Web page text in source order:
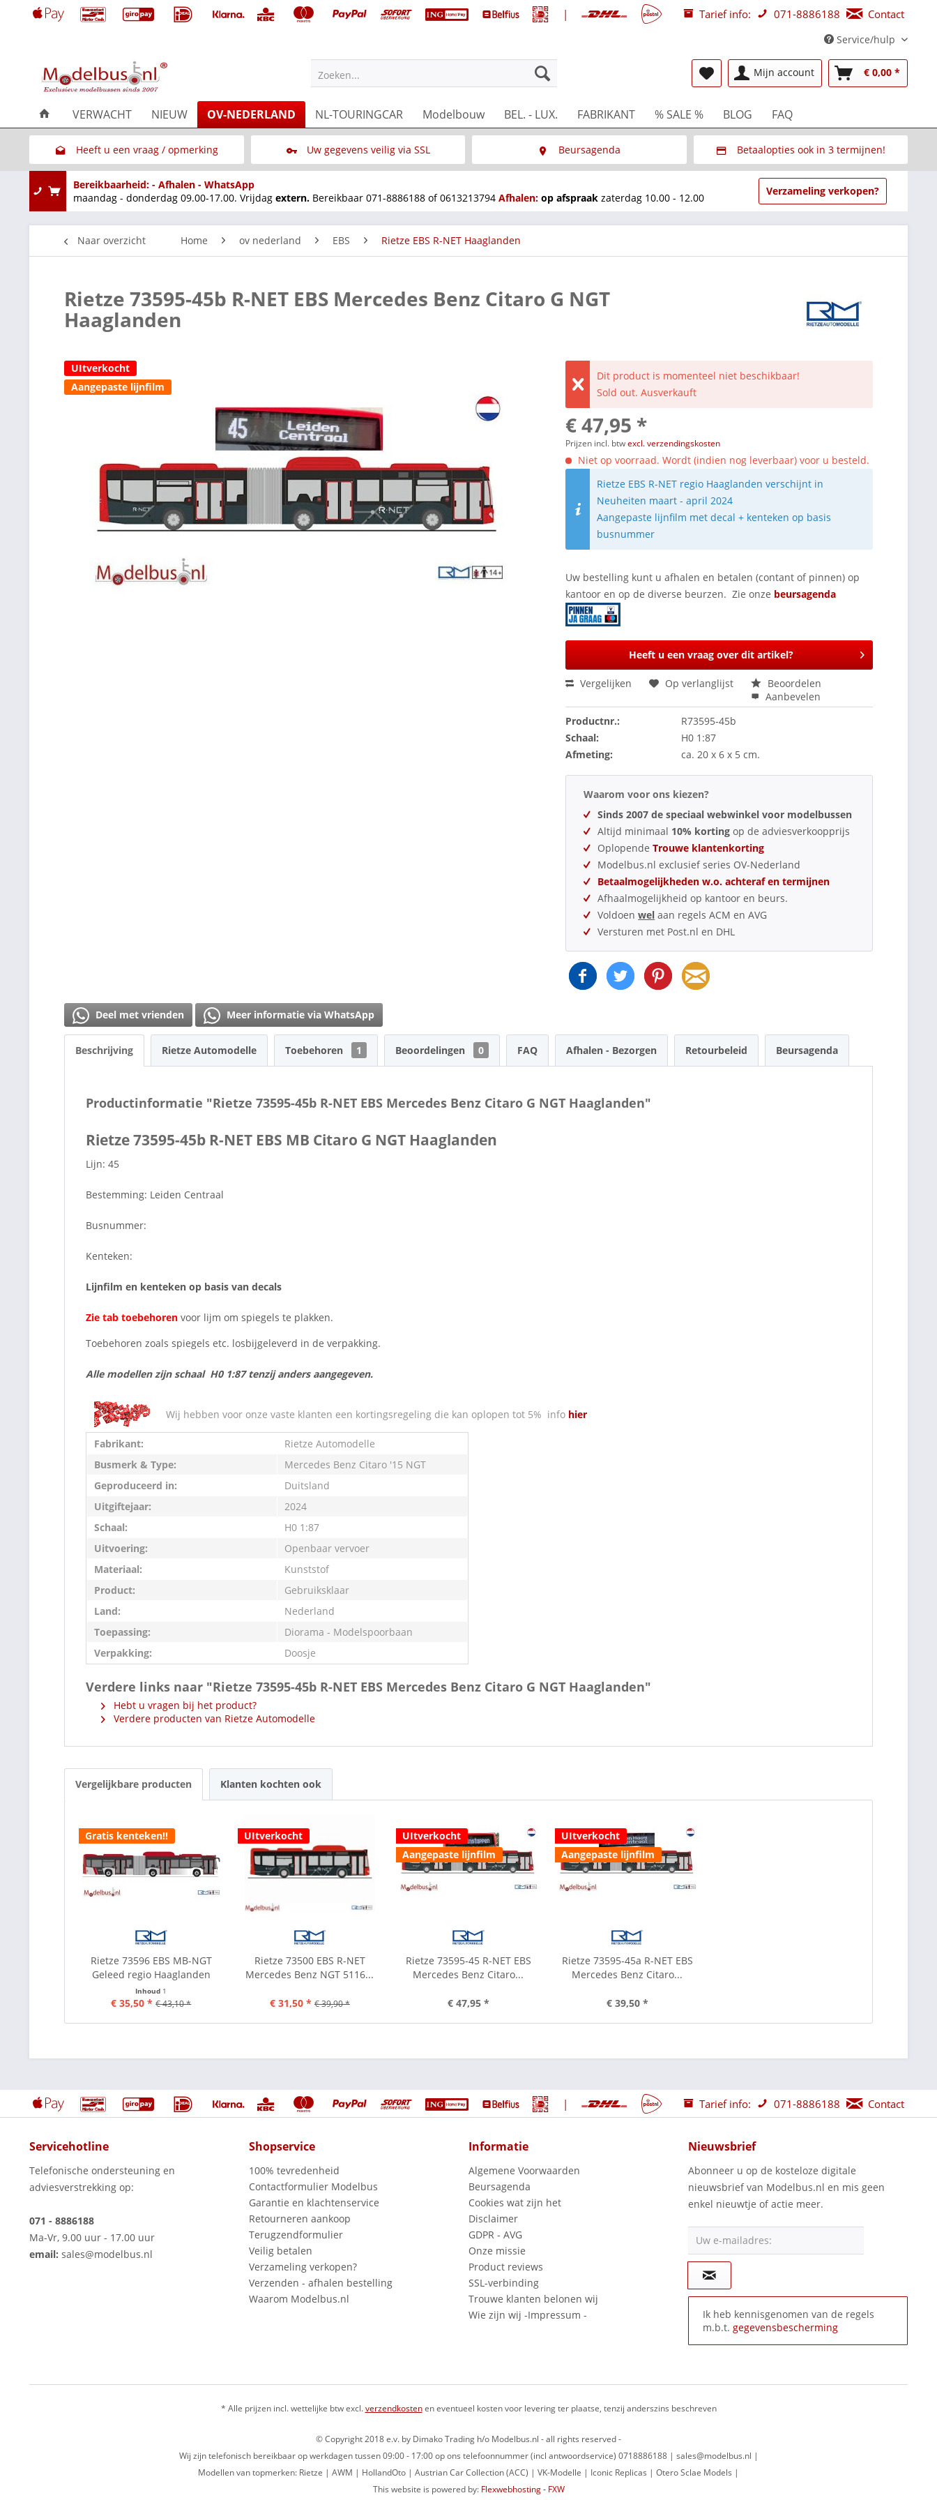
| Tarief info: 071-8886188 Contact
Service/hulp
Zoeken... Mijn account € 0,00 *
VERWACHT NIEUW OV-NEDERLAND NL-TOURINGCAR Modelbouw BEL. - LUX. FABRIKANT % SALE % BLOG FAQ
Heeft u een vraag / opmerking
Link naar het contactformulier
Uw gegevens veilig via SSL Beursagenda Betaalopties ook in 3 termijnen!
Via Multisafepay (veilig via SSL)
Bereikbaarheid: - Afhalen - WhatsApp
maandag - donderdag 09.00-17.00. Vrijdag extern. Bereikbaar 071-8886188 of 0613213794 Afhalen: op afspraak zaterdag 10.00 - 12.00
Verzameling verkopen?
Naar overzicht Home ov nederland EBS Rietze EBS R-NET Haaglanden
Rietze 73595-45b R-NET EBS Mercedes Benz Citaro G NGT
Haaglanden
UItverkocht
Aangepaste lijnfilm
Dit product is momenteel niet beschikbaar!
Sold out. Ausverkauft
€ 47,95 *
Prijzen incl. btwexcl. verzendingskosten
Niet op voorraad. Wordt (indien nog leverbaar) voor u besteld.
Rietze EBS R-NET regio Haaglanden verschijnt in
Neuheiten maart - april 2024
Aangepaste lijnfilm met decal + kenteken op basis
busnummer
Uw bestelling kunt u afhalen en betalen (contant of pinnen) op
kantoor en op de diverse beurzen. Zie onze beursagenda
Heeft u een vraag over dit artikel?
Vergelijken Op verlanglijst
Beoordelen
Aanbevelen
Productnr.:
R73595-45b
Schaal:
H0 1:87
Afmeting:
ca. 20 x 6 x 5 cm.
Waarom voor ons kiezen?
Sinds 2007 de speciaal webwinkel voor modelbussen
Altijd minimaal 10% kortingop de adviesverkoopprijs
OplopendeTrouwe klantenkorting
Modelbus.nl exclusief series OV-Nederland
Betaalmogelijkheden w.o. achteraf en termijnen
Afhaalmogelijkheid op kantoor en beurs.
Voldoenwel aan regels ACM en AVG
Versturen met Post.nl en DHL
Deel met vrienden Meer informatie via WhatsApp
Beschrijving Rietze Automodelle Toebehoren 1 Beoordelingen 0 FAQ Afhalen - Bezorgen Retourbeleid Beursagenda
Productinformatie "Rietze 73595-45b R-NET EBS Mercedes Benz Citaro G NGT Haaglanden"
Rietze 73595-45b R-NET EBS MB Citaro G NGT Haaglanden
Lijn: 45
Bestemming: Leiden Centraal
Busnummer:
Kenteken:
Lijnfilm en kenteken op basis van decals
Zie tab toebehoren voor lijm om spiegels te plakken.
Toebehoren zoals spiegels etc. losbijgeleverd in de verpakking.
Alle modellen zijn schaal H0 1:87 tenzij anders aangegeven.
Wij hebben voor onze vaste klanten een kortingsregeling die kan oplopen tot 5% info hier
Fabrikant:
Rietze Automodelle
Busmerk & Type:
Mercedes Benz Citaro '15 NGT
Geproduceerd in:
Duitsland
Uitgiftejaar:
2024
Schaal:
H0 1:87
Uitvoering:
Openbaar vervoer
Materiaal:
Kunststof
Product:
Gebruiksklaar
Land:
Nederland
Toepassing:
Diorama - Modelspoorbaan
Verpakking:
Doosje
Verdere links naar "Rietze 73595-45b R-NET EBS Mercedes Benz Citaro G NGT Haaglanden"
Hebt u vragen bij het product?
Verdere producten van Rietze Automodelle
Vergelijkbare producten Klanten kochten ook
Gratis kenteken!!
Rietze 73596 EBS MB-NGT
Geleed regio Haaglanden
Inhoud 1
€ 35,50 * € 43,10 *
UItverkocht
Rietze 73500 EBS R-NET
Mercedes Benz NGT 5116...
€ 31,50 * € 39,90 *
UItverkocht
Aangepaste lijnfilm
Rietze 73595-45 R-NET EBS
Mercedes Benz Citaro...
€ 47,95 *
UItverkocht
Aangepaste lijnfilm
Rietze 73595-45a R-NET EBS
Mercedes Benz Citaro...
€ 39,50 *
| Tarief info: 071-8886188 Contact
Servicehotline
Telefonische ondersteuning en
adviesverstrekking op:
071 - 8886188
Ma-Vr, 9.00 uur - 17.00 uur
email: sales@modelbus.nl
Shopservice
100% tevredenheid
Contactformulier Modelbus
Garantie en klachtenservice
Retourneren aankoop
Terugzendformulier
Veilig betalen
Verzameling verkopen?
Verzenden - afhalen bestelling
Waarom Modelbus.nl
Informatie
Algemene Voorwaarden
Beursagenda
Cookies wat zijn het
Disclaimer
GDPR - AVG
Onze missie
Product reviews
SSL-verbinding
Trouwe klanten belonen wij
Wie zijn wij -Impressum -
Nieuwsbrief
Abonneer u op de kosteloze digitale
nieuwsbrief van Modelbus.nl en mis geen
enkel nieuwtje of actie meer.
Uw e-mailadres:
Ik heb kennisgenomen van de regels
m.b.t. gegevensbescherming
* Alle prijzen incl. wettelijke btw excl.verzendkostenen eventueel kosten voor levering ter plaatse, tenzij anderszins beschreven
© Copyright 2018 e.v. by Dimako Trading h/o Modelbus.nl - all rights reserved -
Wij zijn telefonisch bereikbaar op werkdagen tussen 09:00 - 17:00 op ons telefoonnummer (incl antwoordservice) 0718886188 | sales@modelbus.nl |
Modellen van topmerken: Rietze | AWM | HollandOto | Austrian Car Collection (ACC) | VK-Modelle | Iconic Replicas | Otero Sclae Models |
This website is powered by: Flexwebhosting - FXW